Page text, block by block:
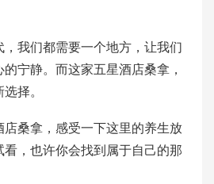
，我们都需要一个地方，让我们
宁静。而这家五星酒店桑拿，
择。
店桑拿，感受一下这里的养生放
，也许你会找到属于自己的那